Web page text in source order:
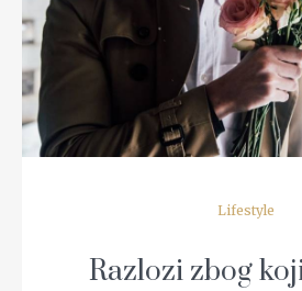
READ MORE
Lifestyle
Razlozi zbog